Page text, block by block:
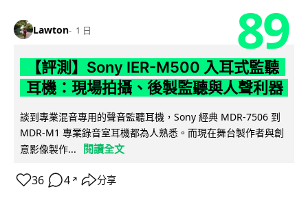
Lawton 1 日 89
【評測】Sony IER-M500 入耳式監聽
耳機：現場拍攝、後製監聽與人聲利器
談到專業混音專用的聲音監聽耳機，Sony 經典 MDR-7506 到
MDR-M1 專業錄音室耳機都為人熟悉。而現在舞台製作者與創
意影像製作...
閱讀全文
36 4 ↗ 分享